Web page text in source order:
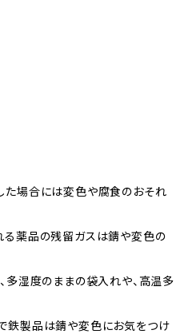
た場合には変色や腐食のおそれ
る薬品の残留ガスは錆や変色の
多湿度のままの袋入れや、高温多
鉄製品は錆や変色にお気をつけ